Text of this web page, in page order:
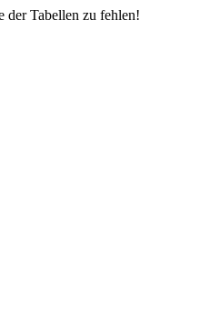
der Tabellen zu fehlen!